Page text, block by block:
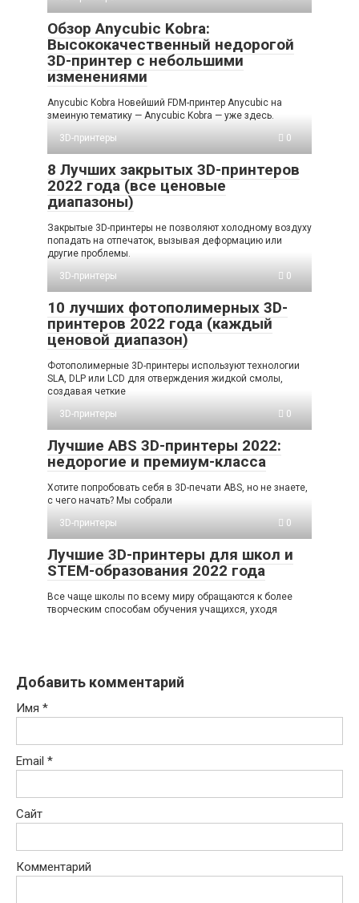
Обзор Anycubic Kobra:
Высококачественный недорогой
3D-принтер с небольшими
изменениями
Anycubic Kobra Новейший FDM-принтер Anycubic на
змеиную тематику — Anycubic Kobra — уже здесь.
3D-принтеры
0
8 Лучших закрытых 3D-принтеров
2022 года (все ценовые
диапазоны)
Закрытые 3D-принтеры не позволяют холодному воздуху
попадать на отпечаток, вызывая деформацию или
другие проблемы.
3D-принтеры
0
10 лучших фотополимерных 3D-
принтеров 2022 года (каждый
ценовой диапазон)
Фотополимерные 3D-принтеры используют технологии
SLA, DLP или LCD для отверждения жидкой смолы,
создавая четкие
3D-принтеры
0
Лучшие ABS 3D-принтеры 2022:
недорогие и премиум-класса
Хотите попробовать себя в 3D-печати ABS, но не знаете,
с чего начать? Мы собрали
3D-принтеры
0
Лучшие 3D-принтеры для школ и
STEM-образования 2022 года
Все чаще школы по всему миру обращаются к более
творческим способам обучения учащихся, уходя
Добавить комментарий
Имя *
Email *
Сайт
Комментарий